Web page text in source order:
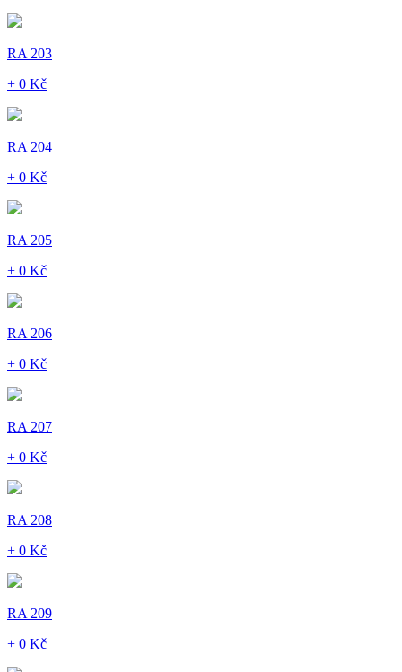
RA 203
+ 0 Kč
RA 204
+ 0 Kč
RA 205
+ 0 Kč
RA 206
+ 0 Kč
RA 207
+ 0 Kč
RA 208
+ 0 Kč
RA 209
+ 0 Kč